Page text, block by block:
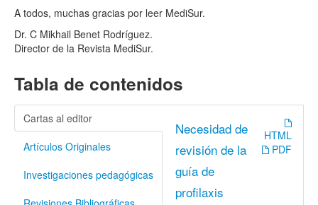
A todos, muchas gracias por leer MediSur.
Dr. C Mikhail Benet Rodríguez.
Director de la Revista MediSur.
Tabla de contenidos
Cartas al editor
Artículos Originales
Investigaciones pedagógicas
Necesidad de
revisión de la
guía de
profilaxis
HTML
PDF